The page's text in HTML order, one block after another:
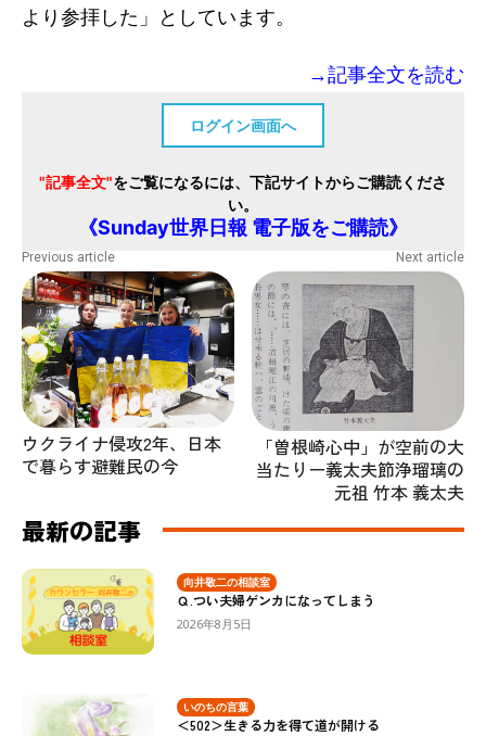
より参拝した」としています。
→記事全文を読む
ログイン画面へ
"記事全文"をご覧になるには、下記サイトからご購読くださ
い。
《Sunday世界日報 電子版をご購読》
Previous article
ウクライナ侵攻2年、日本
で暮らす避難民の今
Next article
「曽根崎心中」が空前の大
当たりー義太夫節浄瑠璃の
元祖 竹本 義太夫
最新の記事
向井敬二の相談室
Ｑ.つい夫婦ゲンカになってしまう
2026年8月5日
いのちの言葉
＜502＞生きる力を得て道が開ける